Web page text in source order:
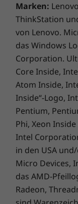
verbauten
30 %
gefertigt und
90 %
einer
recyceltem
Abdeckung
30 % aus
ist EPEAT®
zertifiziert
Produkte,
einen
geschätzten
durch Ihr
Marken:
ThinkStation
von Lenovo.
das Windows
Corporation.
Core Inside,
Atom Inside,
Inside“-Logo,
Pentium,
Phi, Xeon
Intel
in den USA
Micro Devices,
das AMD-
Radeon,